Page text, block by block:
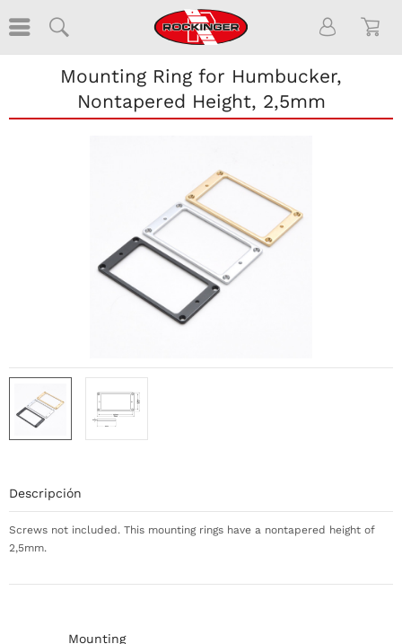
Mounting Ring for Humbucker,
Nontapered Height, 2,5mm
Mounting
Descripción
Screws not included. This mounting rings have a nontapered height of
2,5mm.